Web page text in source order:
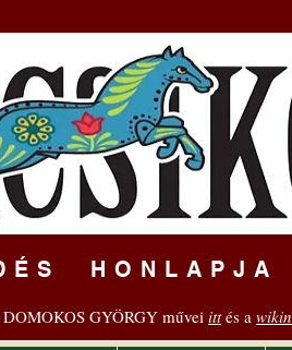
HONLAPJA
GYÖRGY művei ittés a wikin